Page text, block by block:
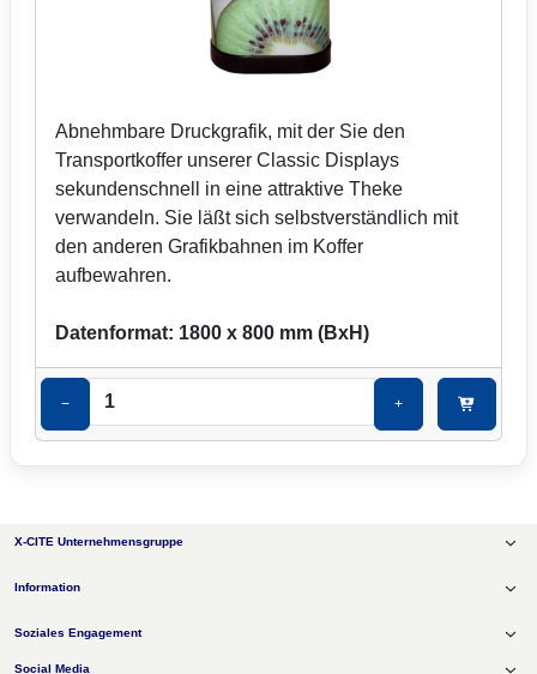
Abnehmbare Druckgrafik, mit der Sie den
Transportkoffer unserer Classic Displays
sekundenschnell in eine attraktive Theke
verwandeln. Sie läßt sich selbstverständlich mit
den anderen Grafikbahnen im Koffer
aufbewahren.
Datenformat: 1800 x 800 mm (BxH)
− +
X-CITE Unternehmensgruppe
X-CITE Promotion & Event
X-CITE Group
Information
Howtos
Referenzen
Soziales Engagement
Social Media